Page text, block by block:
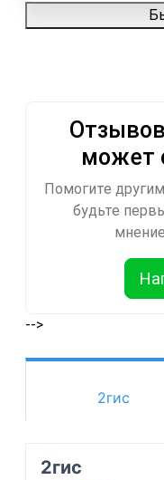
может
Помогите
будьте
-->
2гис
2гис